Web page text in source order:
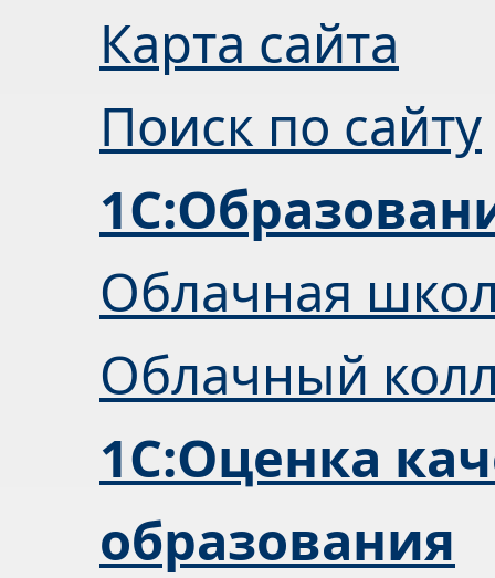
Карта сайта
Поиск по сайту
Облачная
Облачный
1С:Оценка
образования